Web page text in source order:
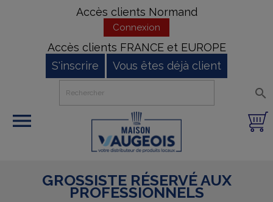
Accès clients Normand
Connexion
Accès clients FRANCE et EUROPE
S'inscrire
Vous êtes déjà client


GROSSISTE RÉSERVÉ AUX
PROFESSIONNELS